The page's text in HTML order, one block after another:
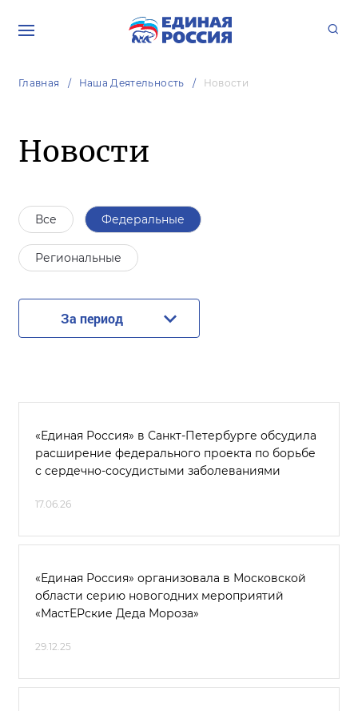
Главная Наша Деятельность Новости
Новости
Все Федеральные
Региональные
За период
«Единая Россия» в Санкт-Петербурге обсудила
расширение федерального проекта по борьбе
с сердечно-сосудистыми заболеваниями
17.06.26
«Единая Россия» организовала в Московской
области серию новогодних мероприятий
«МастЕРские Деда Мороза»
29.12.25